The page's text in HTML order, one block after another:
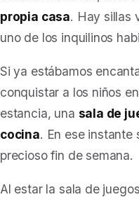
propia casa. Hay sillas
uno de los inquilinos
Si ya estábamos
conquistar a los niños
estancia, una sala de
cocina. En ese instante
precioso fin de semana.
Al estar la sala de